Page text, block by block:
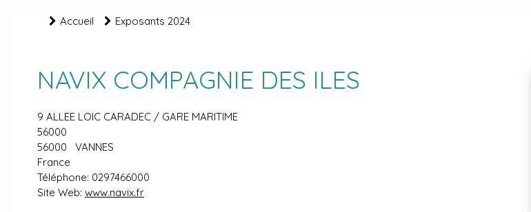
Accueil Exposants 2024
NAVIX COMPAGNIE DES ILES
9 ALLEE LOIC CARADEC / GARE MARITIME
56000
56000
VANNES
France
Téléphone: 0297466000
Site Web: www.navix.fr